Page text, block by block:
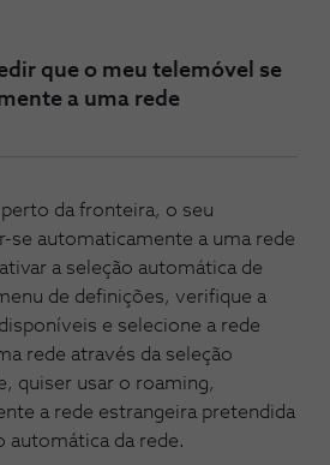
que o meu telemóvel se
a uma rede
da fronteira, o seu
se automaticamente a uma rede
a seleção automática de
de definições, verifique a
e selecione a rede
rede através da seleção
quiser usar o roaming,
a rede estrangeira pretendida
automática da rede.